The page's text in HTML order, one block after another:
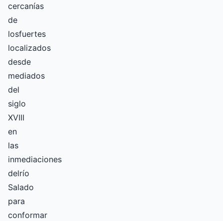
cercanías
de
losfuertes
localizados
desde
mediados
del
siglo
XVIII
en
las
inmediaciones
delrío
Salado
para
conformar